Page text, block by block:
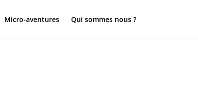
Micro-aventures Qui sommes nous ?